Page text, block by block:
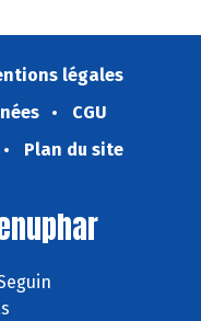
légales
CGU
Plan du site